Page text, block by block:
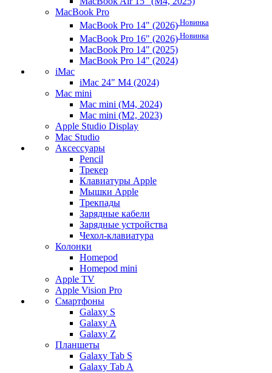
MacBook Pro
MacBook Pro 14" (2026) Новинка
MacBook Pro 16" (2026) Новинка
MacBook Pro 14" (2025)
MacBook Pro 14" (2024)
iMac
iMac 24" M4 (2024)
Mac mini
Mac mini (M4, 2024)
Mac mini (M2, 2023)
Apple Studio Display
Mac Studio
Аксессуары
Pencil
Трекер
Клавиатуры Apple
Мышки Apple
Трекпады
Зарядные кабели
Зарядные устройства
Чехол-клавиатура
Колонки
Homepod
Homepod mini
Apple TV
Apple Vision Pro
Смартфоны
Galaxy S
Galaxy A
Galaxy Z
Планшеты
Galaxy Tab S
Galaxy Tab A